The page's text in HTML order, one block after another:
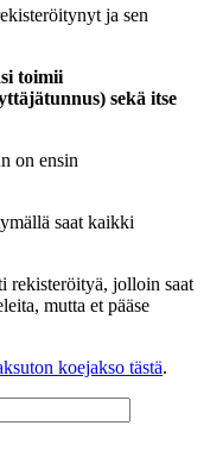
ja sen
toimii
sekä itse
on ensin
saat kaikki
rekisteröityä, jolloin saat
mutta et pääse
koejakso tästä.